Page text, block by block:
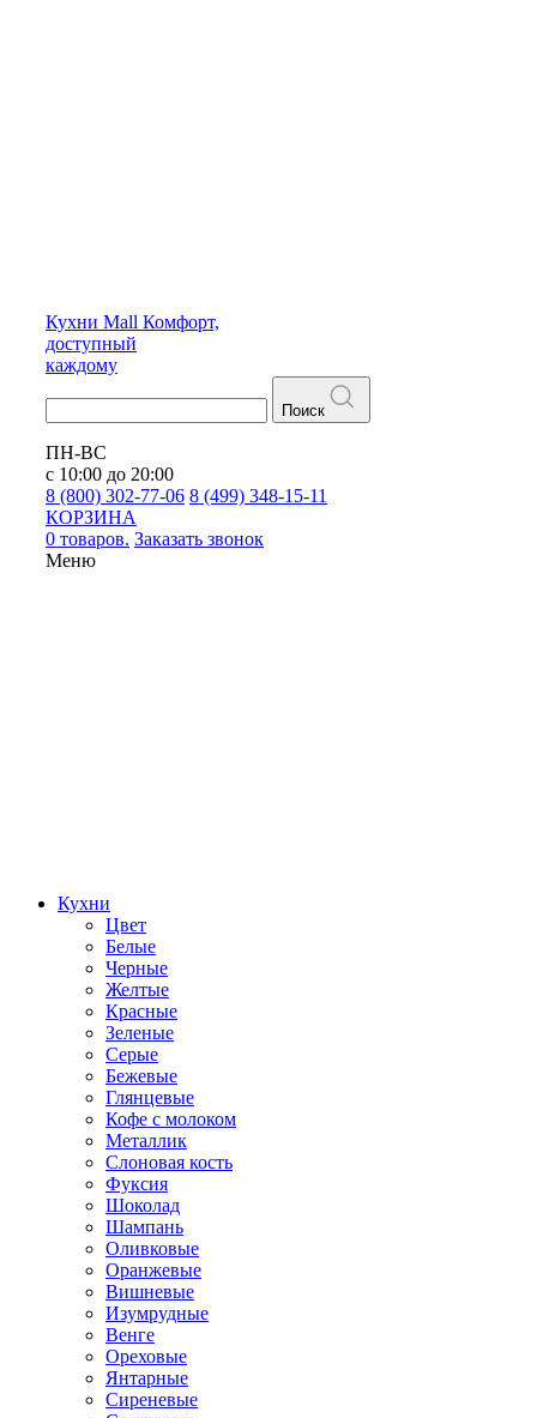
Кухни Mall Комфорт,
доступный
каждому
Поиск
ПН-ВС
с 10:00 до 20:00
8 (800) 302-77-06 8 (499) 348-15-11
КОРЗИНА
0 товаров. Заказать звонок
Меню
Кухни
Цвет
Белые
Черные
Желтые
Красные
Зеленые
Серые
Бежевые
Глянцевые
Кофе с молоком
Металлик
Слоновая кость
Фуксия
Шоколад
Шампань
Оливковые
Оранжевые
Вишневые
Изумрудные
Венге
Ореховые
Янтарные
Сиреневые